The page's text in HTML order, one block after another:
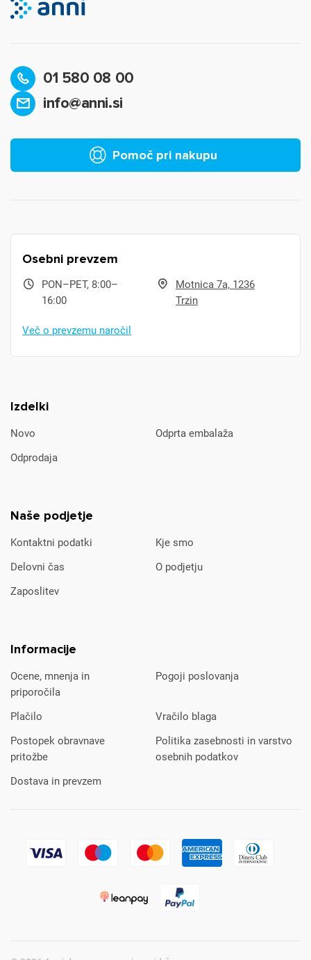
01 580 08 00
info@anni.si
Pomoč pri nakupu
Izdelki
Novo
Odprta embalaža
Odprodaja
Naše podjetje
Kontaktni podatki
Kje smo
Delovni čas
O podjetju
Zaposlitev
Informacije
Ocene, mnenja in
priporočila
Pogoji poslovanja
Plačilo
Vračilo blaga
Postopek obravnave
pritožbe
Politika zasebnosti in varstvo
osebnih podatkov
Dostava in prevzem
Osebni prevzem
PON–PET, 8:00–
16:00
Motnica 7a, 1236
Trzin
Več o prevzemu naročil